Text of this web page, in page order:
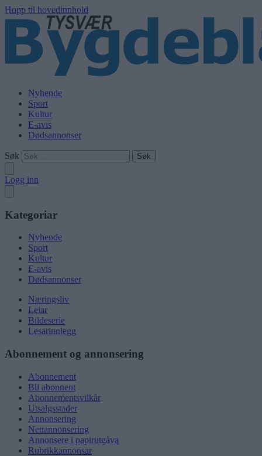
Hopp til hovedinnhold
Nyhende
Sport
Kultur
E-avis
Dødsannonser
Søk
Logg inn
Kategoriar
Nyhende
Sport
Kultur
E-avis
Dødsannonser
Næringsliv
Leiar
Bildeserie
Lesarinnlegg
Abonnement og annonsering
Abonnement
Bli abonnent
Abonnementsvilkår
Utsalgsstader
Annonsering
Nettannonsering
Annonsere i papirutgåva
Rubrikkannonsar